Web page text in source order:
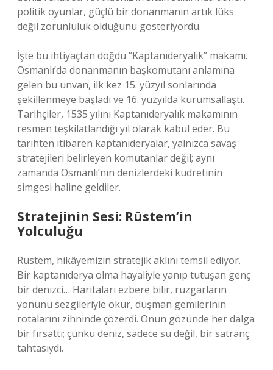
politik oyunlar, güçlü bir donanmanın artık lüks
değil zorunluluk olduğunu gösteriyordu.
İşte bu ihtiyaçtan doğdu “Kaptanıderyalık” makamı.
Osmanlı’da donanmanın başkomutanı anlamına
gelen bu unvan, ilk kez 15. yüzyıl sonlarında
şekillenmeye başladı ve 16. yüzyılda kurumsallaştı.
Tarihçiler, 1535 yılını Kaptanıderyalık makamının
resmen teşkilatlandığı yıl olarak kabul eder. Bu
tarihten itibaren kaptanıderyalar, yalnızca savaş
stratejileri belirleyen komutanlar değil; aynı
zamanda Osmanlı’nın denizlerdeki kudretinin
simgesi haline geldiler.
Stratejinin Sesi: Rüstem’in
Yolculuğu
Rüstem, hikâyemizin stratejik aklını temsil ediyor.
Bir kaptanıderya olma hayaliyle yanıp tutuşan genç
bir denizci… Haritaları ezbere bilir, rüzgarların
yönünü sezgileriyle okur, düşman gemilerinin
rotalarını zihninde çözerdi. Onun gözünde her dalga
bir fırsattı; çünkü deniz, sadece su değil, bir satranç
tahtasıydı.